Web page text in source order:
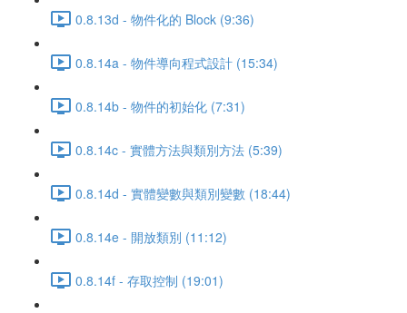
0.8.13d - 物件化的 Block (9:36)
0.8.14a - 物件導向程式設計 (15:34)
0.8.14b - 物件的初始化 (7:31)
0.8.14c - 實體方法與類別方法 (5:39)
0.8.14d - 實體變數與類別變數 (18:44)
0.8.14e - 開放類別 (11:12)
0.8.14f - 存取控制 (19:01)